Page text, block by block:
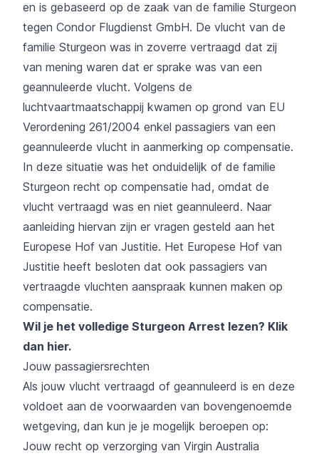
en is gebaseerd op de zaak van de familie Sturgeon
tegen Condor Flugdienst GmbH. De vlucht van de
familie Sturgeon was in zoverre vertraagd dat zij
van mening waren dat er sprake was van een
geannuleerde vlucht. Volgens de
luchtvaartmaatschappij kwamen op grond van EU
Verordening 261/2004 enkel passagiers van een
geannuleerde vlucht in aanmerking op compensatie.
In deze situatie was het onduidelijk of de familie
Sturgeon recht op compensatie had, omdat de
vlucht vertraagd was en niet geannuleerd. Naar
aanleiding hiervan zijn er vragen gesteld aan het
Europese Hof van Justitie. Het Europese Hof van
Justitie heeft besloten dat ook passagiers van
vertraagde vluchten aanspraak kunnen maken op
compensatie.
Wil je het volledige Sturgeon Arrest lezen? Klik
dan hier.
Jouw passagiersrechten
Als jouw vlucht vertraagd of geannuleerd is en deze
voldoet aan de voorwaarden van bovengenoemde
wetgeving, dan kun je je mogelijk beroepen op:
Jouw recht op verzorging van Virgin Australia